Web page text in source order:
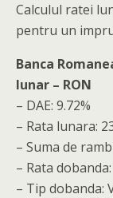
Calculul ratei
pentru un
Banca
lunar – RON
– DAE: 9.72%
– Rata lunara:
– Suma de
– Rata dobanda:
– Tip dobanda: